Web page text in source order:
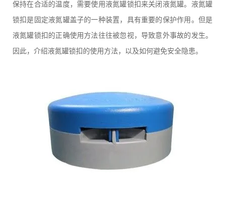
保持在合适的温度，需要使用液氮罐锁扣来关闭液氮罐。液氮罐
锁扣是固定液氮罐盖子的一种装置，具有重要的保护作用。但是
液氮罐锁扣的正确使用方法往往被忽视，导致意外事故的发生。
因此，介绍液氮罐锁扣的使用方法，以及如何避免安全隐患。